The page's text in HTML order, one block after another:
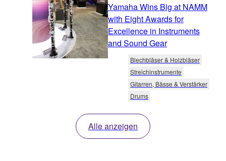
Yamaha Wins Big at NAMM
with Eight Awards for
Excellence in Instruments
and Sound Gear
Blechbläser & Holzbläser
Streichinstrumente
Gitarren, Bässe & Verstärker
Drums
Alle anzeigen